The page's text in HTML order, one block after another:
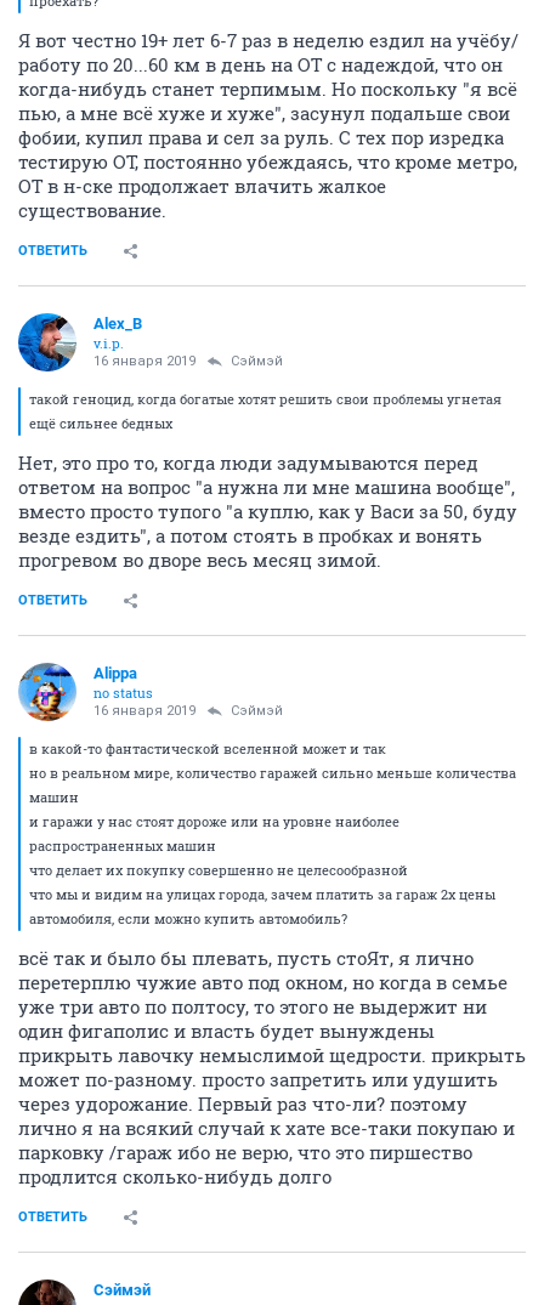
Я вот честно 19+ лет 6-7 раз в неделю ездил на учёбу/
работу по 20...60 км в день на ОТ с надеждой, что он
когда-нибудь станет терпимым. Но поскольку "я всё
пью, а мне всё хуже и хуже", засунул подальше свои
фобии, купил права и сел за руль. С тех пор изредка
тестирую ОТ, постоянно убеждаясь, что кроме метро,
ОТ в н-ске продолжает влачить жалкое
существование.
ОТВЕТИТЬ
Alex_B
v.i.p.
16 января 2019 Сэймэй
такой геноцид, когда богатые хотят решить свои проблемы угнетая
ещё сильнее бедных
Нет, это про то, когда люди задумываются перед
ответом на вопрос "а нужна ли мне машина вообще",
вместо просто тупого "а куплю, как у Васи за 50, буду
везде ездить", а потом стоять в пробках и вонять
прогревом во дворе весь месяц зимой.
ОТВЕТИТЬ
Alippa
no status
16 января 2019 Сэймэй
в какой-то фантастической вселенной может и так
но в реальном мире, количество гаражей сильно меньше количества
машин
и гаражи у нас стоят дороже или на уровне наиболее
распространенных машин
что делает их покупку совершенно не целесообразной
что мы и видим на улицах города, зачем платить за гараж 2х цены
автомобиля, если можно купить автомобиль?
всё так и было бы плевать, пусть стоЯт, я лично
перетерплю чужие авто под окном, но когда в семье
уже три авто по полтосу, то этого не выдержит ни
один фигаполис и власть будет вынуждены
прикрыть лавочку немыслимой щедрости. прикрыть
может по-разному. просто запретить или удушить
через удорожание. Первый раз что-ли? поэтому
лично я на всякий случай к хате все-таки покупаю и
парковку /гараж ибо не верю, что это пиршество
продлится сколько-нибудь долго
ОТВЕТИТЬ
Сэймэй